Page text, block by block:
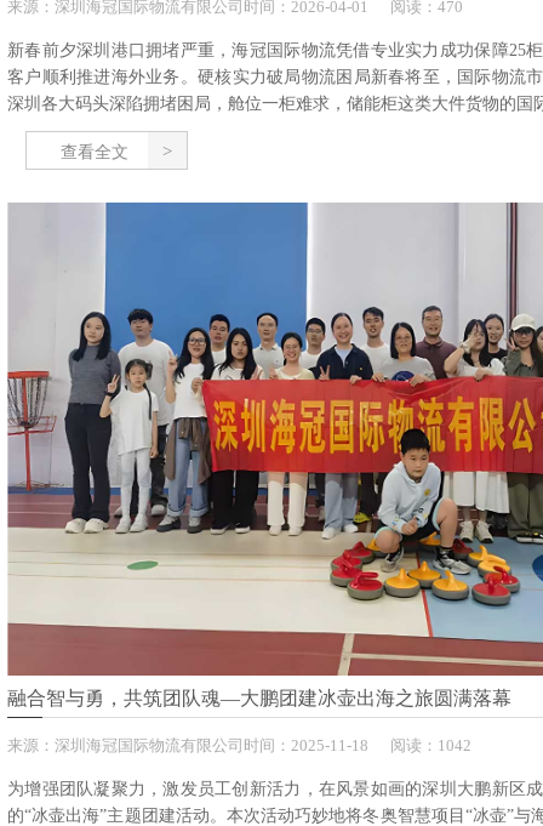
来源： 深圳海冠国际物流有限公司 时间： 2026-04-01 阅读：470
新春前夕深圳港口拥堵严重，海冠国际物流凭借专业实力成功保障25
客户顺利推进海外业务。硬核实力破局物流困局新春将至，国际物流
深圳各大码头深陷拥堵困局，舱位一柜难求，储能柜这类大件货物的国
查看全文
融合智与勇，共筑团队魂—大鹏团建冰壶出海之旅圆满落幕
来源： 深圳海冠国际物流有限公司 时间： 2025-11-18 阅读：1042
为增强团队凝聚力，激发员工创新活力，在风景如画的深圳大鹏新区
的“冰壶出海”主题团建活动。本次活动巧妙地将冬奥智慧项目“冰壶”与